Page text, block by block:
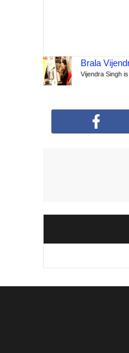
Brala
Vijendra Singh